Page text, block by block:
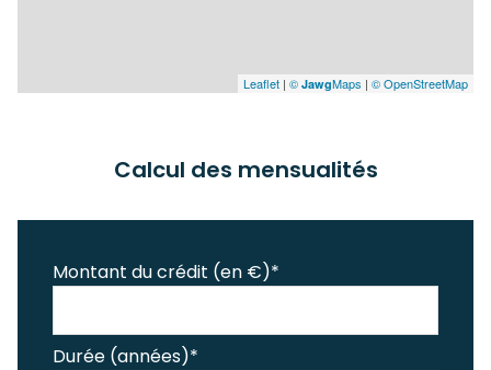
Leaflet | © JawgMaps | © OpenStreetMap
Calcul des mensualités
Montant du crédit (en €)*
Durée (années)*